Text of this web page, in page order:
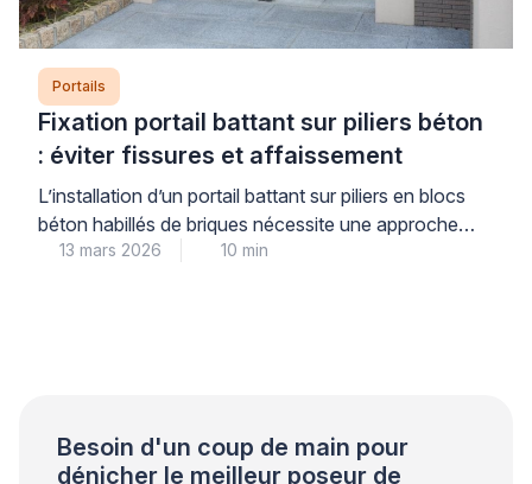
Portails
Fixation portail battant sur piliers béton
: éviter fissures et affaissement
L’installation d’un portail battant sur piliers en blocs
béton habillés de briques nécessite une approche
technique rigoureuse. Les contraintes mécaniques
13 mars 2026 10 min
Besoin d'un coup de main pour
dénicher le meilleur poseur de